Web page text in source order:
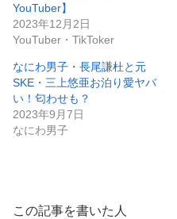
YouTuber】
2023年12月2日
YouTuber・TikToker
なにわ男子・長尾謙杜と元
SKE・三上悠亜お泊り愛ヤバ
い！匂わせも？
2023年9月7日
なにわ男子
この記事を書いた人